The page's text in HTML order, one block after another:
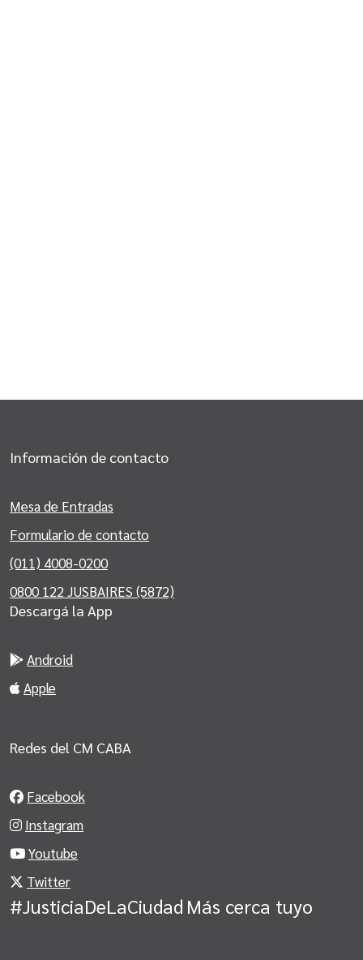
Información de contacto
Mesa de Entradas
Formulario de contacto
(011) 4008-0200
0800 122 JUSBAIRES (5872)
Descargá la App
Android
Apple
Redes del CM CABA
Facebook
Instagram
Youtube
Twitter
#JusticiaDeLaCiudad Más cerca tuyo